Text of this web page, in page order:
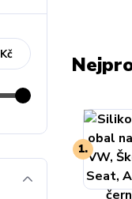
1.
Kč